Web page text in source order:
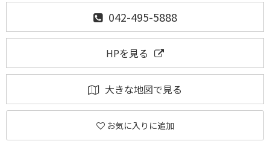
042-495-5888
HPを見る
大きな地図で見る
お気に入りに追加